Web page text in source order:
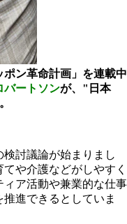
ポン革命計画」を連載中
バートソンが、"日本
討議論が始まりまし
や介護などがしやすく
ア活動や兼業的な仕事
進できるとしていま